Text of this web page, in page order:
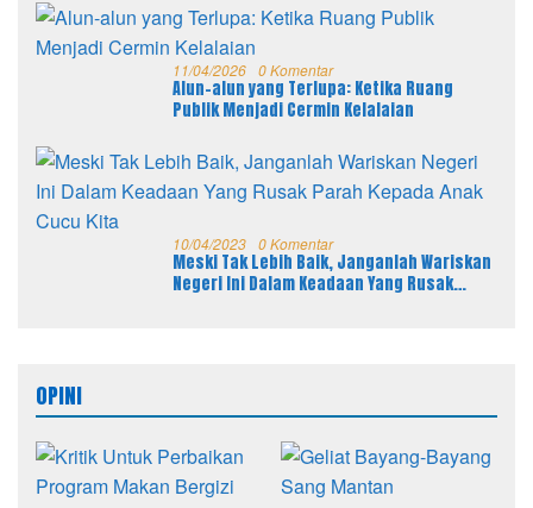
11/04/2026 0 Komentar
Alun-alun yang Terlupa: Ketika Ruang
Publik Menjadi Cermin Kelalaian
10/04/2023 0 Komentar
Meski Tak Lebih Baik, Janganlah Wariskan
Negeri Ini Dalam Keadaan Yang Rusak
OPINI